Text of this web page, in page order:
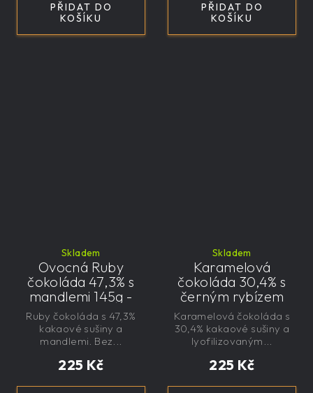
PŘIDAT DO
KOŠÍKU
PŘIDAT DO
KOŠÍKU
Skladem
Ovocná Ruby
čokoláda 47,3% s
mandlemi 145g -
velká, řemeslná,
exkluzivní, dárková
225 Kč
Ruby čokoláda s 47,3%
kakaové sušiny a
mandlemi. Bez...
Skladem
Karamelová
čokoláda 30,4% s
černým rybízem
125g - velká,
řemeslná,
exkluzivní, dárková
225 Kč
Karamelová čokoláda s
30,4% kakaové sušiny a
lyofilizovaným...